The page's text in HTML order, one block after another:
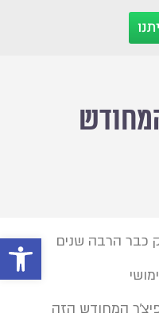
פתח
כבר הרבה שנים
המחודש הזה